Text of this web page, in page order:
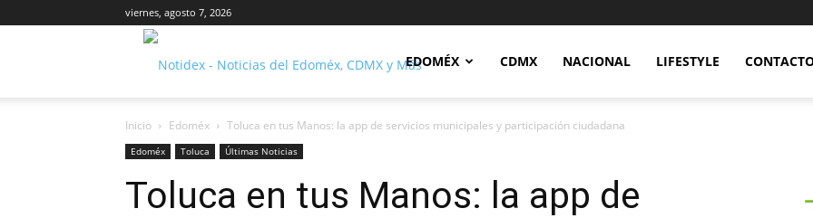
viernes, agosto 7, 2026
Notidex
EDOMÉX CDMX NACIONAL LIFESTYLE
Inicio Edoméx Toluca en tus Manos: la app de servicios municipales y participación ciudadana
Edoméx Toluca Últimas Noticias
Toluca en tus Manos: la app de